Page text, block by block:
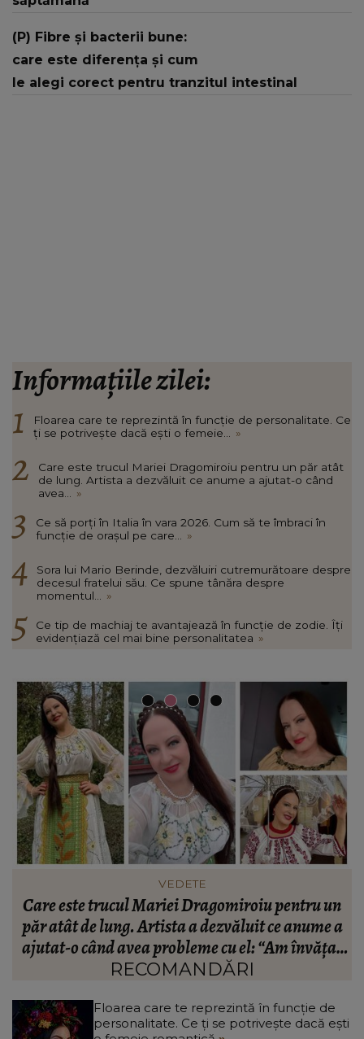
(P) Fibre și bacterii bune:
care este diferența și cum
le alegi corect pentru tranzitul intestinal
Informațiile zilei:
Floarea care te reprezintă în funcție de personalitate. Ce
ți se potrivește dacă ești o femeie...
»
Care este trucul Mariei Dragomiroiu pentru un păr atât
de lung. Artista a dezvăluit ce anume a ajutat-o când
avea...
»
Ce să porți în Italia în vara 2026. Cum să te îmbraci în
funcție de orașul pe care...
»
Sora lui Mario Berinde, dezvăluiri cutremurătoare despre
decesul fratelui său. Ce spune tânăra despre
momentul...
»
Ce tip de machiaj te avantajează în funcție de zodie. Îți
evidențiază cel mai bine personalitatea »
FASHION
Ce să porți în Italia în vara 2026. Cum să te
îmbraci în funcție de orașul pe care îl vizitezi
RECOMANDĂRI
Floarea care te reprezintă în funcție de
personalitate. Ce ți se potrivește dacă ești